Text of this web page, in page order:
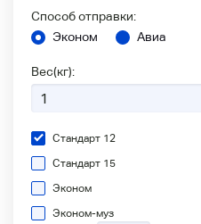
Способ отправки:
Эконом
Авиа
Вес(кг):
Стандарт 12
Стандарт 15
Эконом
Эконом-муз